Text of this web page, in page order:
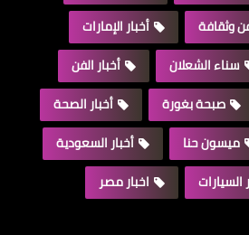
وثقافة
أخبار الإمارات
سناء الشعلان
أخبار الفن
صبحة بغورة
أخبار الصحة
ميسون حنا
أخبار السعودية
السيارات
اخبار مصر